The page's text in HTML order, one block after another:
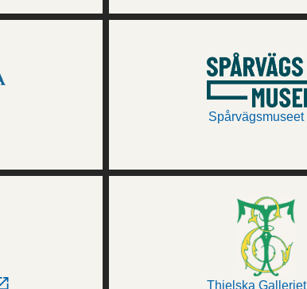
Spårvägsmuseet
Thielska Galleriet